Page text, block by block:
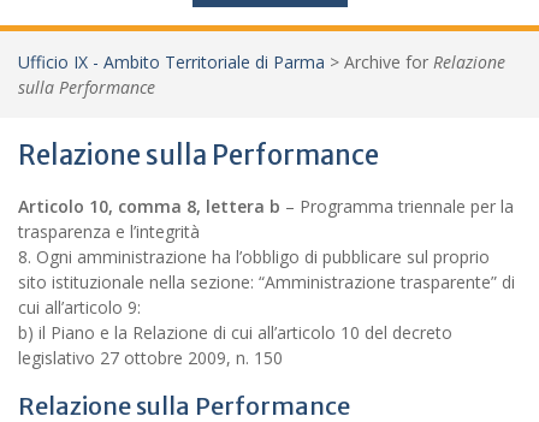
Ufficio IX - Ambito Territoriale di Parma > Archive for Relazione
sulla Performance
Relazione sulla Performance
Articolo 10, comma 8, lettera b – Programma triennale per la
trasparenza e l’integrità
8. Ogni amministrazione ha l’obbligo di pubblicare sul proprio
sito istituzionale nella sezione: “Amministrazione trasparente” di
cui all’articolo 9:
b) il Piano e la Relazione di cui all’articolo 10 del decreto
legislativo 27 ottobre 2009, n. 150
Relazione sulla Performance